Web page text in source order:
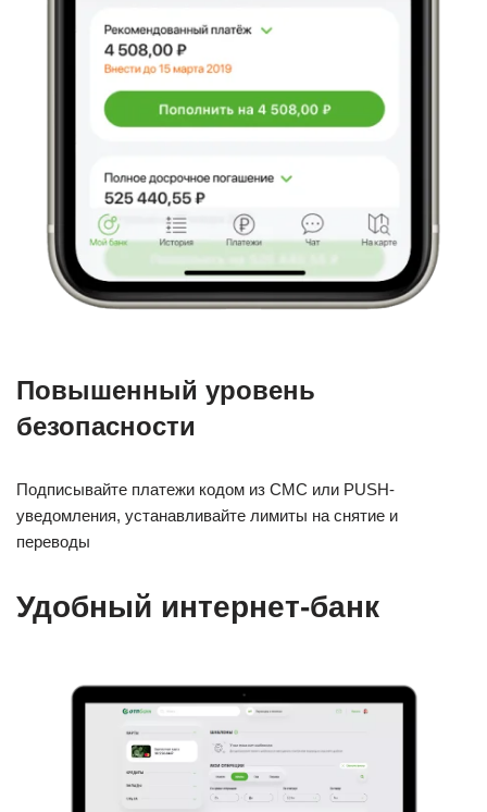
Повышенный уровень
безопасности
Подписывайте платежи кодом из СМС или PUSH-
уведомления, устанавливайте лимиты на снятие и
переводы
Удобный интернет-банк